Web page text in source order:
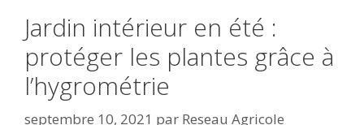
Jardin intérieur en été :
protéger les plantes grâce à
l’hygrométrie
septembre 10, 2021 par Reseau Agricole